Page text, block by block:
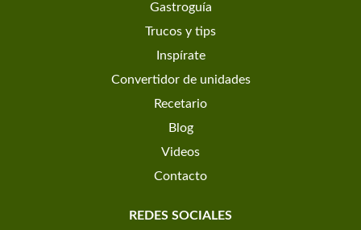
Gastroguía
Trucos y tips
Inspírate
Convertidor de unidades
Recetario
Blog
Videos
Contacto
REDES SOCIALES